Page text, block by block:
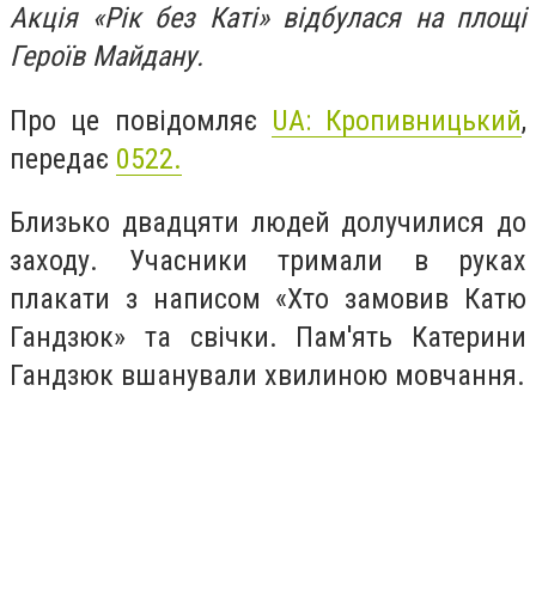
Акція «Рік без Каті» відбулася на площі
Героїв Майдану.
Про це повідомляє UA: Кропивницький,
передає 0522.
Близько двадцяти людей долучилися до
заходу. Учасники тримали в руках
плакати з написом «Хто замовив Катю
Гандзюк» та свічки. Пам'ять Катерини
Гандзюк вшанували хвилиною мовчання.